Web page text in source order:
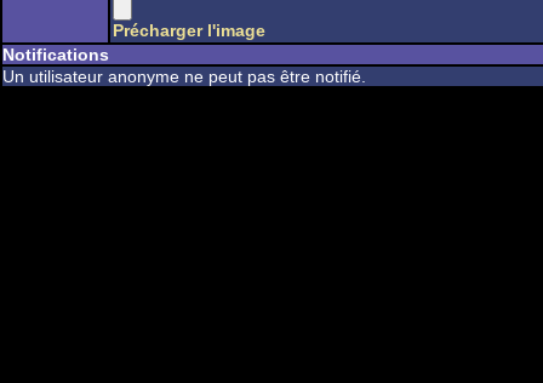
Précharger l'image
Notifications
Un utilisateur anonyme ne peut pas être notifié.